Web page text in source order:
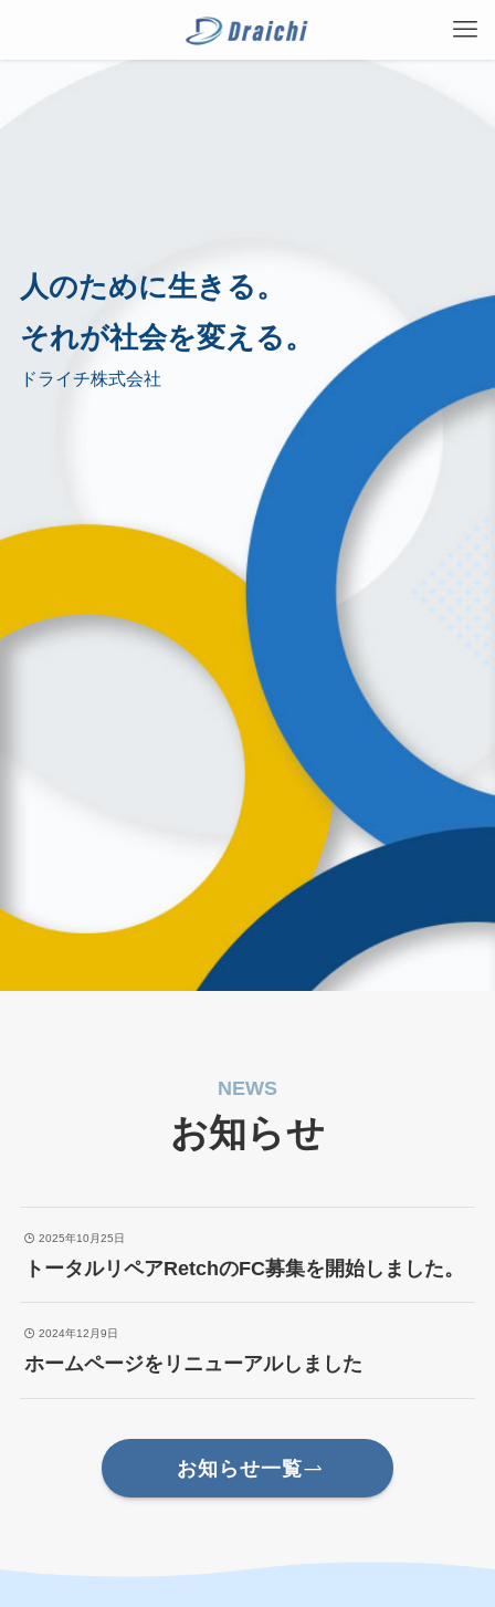
人のために生きる。
それが社会を変える。
ドライチ株式会社
NEWS
お知らせ
2025年10月25日
トータルリペアRetchのFC募集を開始しました。
2024年12月9日
ホームページをリニューアルしました
お知らせ一覧